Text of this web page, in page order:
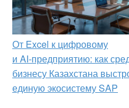
От Excel к цифровому
и AI‑предприятию: как
бизнесу Казахстана
единую экосистему SAP